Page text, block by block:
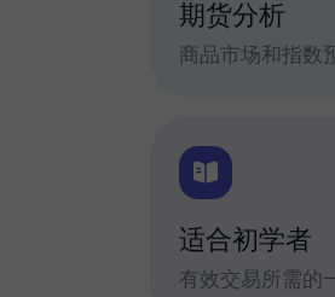
期货分析
商品市场和指数
适合初学者
有效交易所需的